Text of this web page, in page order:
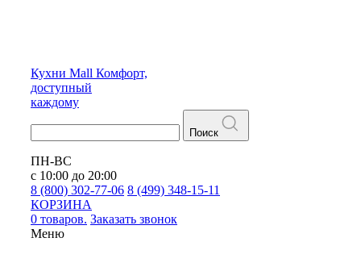
Кухни Mall Комфорт,
доступный
каждому
Поиск
ПН-ВС
с 10:00 до 20:00
8 (800) 302-77-06 8 (499) 348-15-11
КОРЗИНА
0 товаров. Заказать звонок
Меню